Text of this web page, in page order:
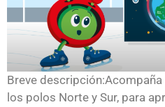
Breve descripción:Acompaña
los polos Norte y Sur, para